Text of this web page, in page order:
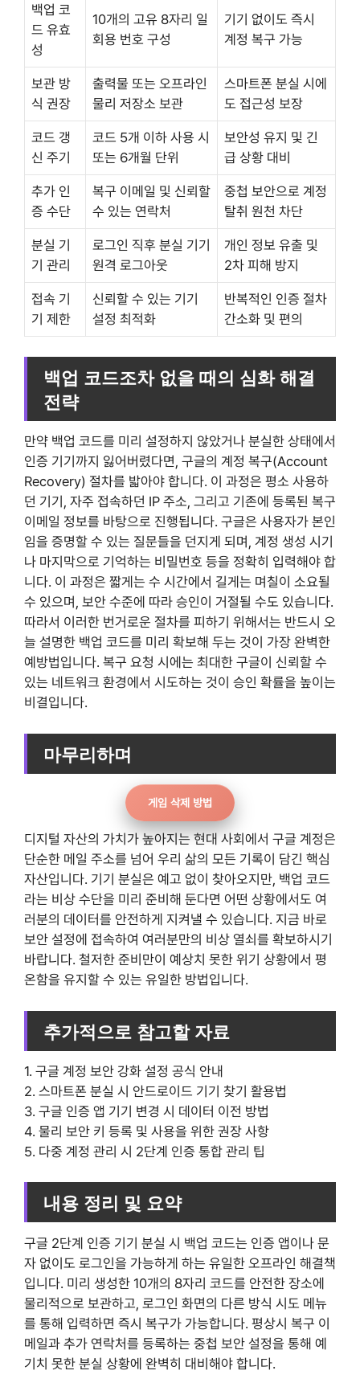
백업 코
드 유효
성
10개의 고유 8자리 일
회용 번호 구성
기기 없이도 즉시
계정 복구 가능
보관 방
식 권장
출력물 또는 오프라인
물리 저장소 보관
스마트폰 분실 시에
도 접근성 보장
코드 갱
신 주기
코드 5개 이하 사용 시
또는 6개월 단위
보안성 유지 및 긴
급 상황 대비
추가 인
증 수단
복구 이메일 및 신뢰할
수 있는 연락처
중첩 보안으로 계정
탈취 원천 차단
분실 기
기 관리
로그인 직후 분실 기기
원격 로그아웃
개인 정보 유출 및
2차 피해 방지
접속 기
기 제한
신뢰할 수 있는 기기
설정 최적화
반복적인 인증 절차
간소화 및 편의
백업 코드조차 없을 때의 심화 해결
전략
만약 백업 코드를 미리 설정하지 않았거나 분실한 상태에서
인증 기기까지 잃어버렸다면, 구글의 계정 복구(Account
Recovery) 절차를 밟아야 합니다. 이 과정은 평소 사용하
던 기기, 자주 접속하던 IP 주소, 그리고 기존에 등록된 복구
이메일 정보를 바탕으로 진행됩니다. 구글은 사용자가 본인
임을 증명할 수 있는 질문들을 던지게 되며, 계정 생성 시기
나 마지막으로 기억하는 비밀번호 등을 정확히 입력해야 합
니다. 이 과정은 짧게는 수 시간에서 길게는 며칠이 소요될
수 있으며, 보안 수준에 따라 승인이 거절될 수도 있습니다.
따라서 이러한 번거로운 절차를 피하기 위해서는 반드시 오
늘 설명한 백업 코드를 미리 확보해 두는 것이 가장 완벽한
예방법입니다. 복구 요청 시에는 최대한 구글이 신뢰할 수
있는 네트워크 환경에서 시도하는 것이 승인 확률을 높이는
비결입니다.
마무리하며
게임 삭제 방법
디지털 자산의 가치가 높아지는 현대 사회에서 구글 계정은
단순한 메일 주소를 넘어 우리 삶의 모든 기록이 담긴 핵심
자산입니다. 기기 분실은 예고 없이 찾아오지만, 백업 코드
라는 비상 수단을 미리 준비해 둔다면 어떤 상황에서도 여
러분의 데이터를 안전하게 지켜낼 수 있습니다. 지금 바로
보안 설정에 접속하여 여러분만의 비상 열쇠를 확보하시기
바랍니다. 철저한 준비만이 예상치 못한 위기 상황에서 평
온함을 유지할 수 있는 유일한 방법입니다.
추가적으로 참고할 자료
1. 구글 계정 보안 강화 설정 공식 안내
2. 스마트폰 분실 시 안드로이드 기기 찾기 활용법
3. 구글 인증 앱 기기 변경 시 데이터 이전 방법
4. 물리 보안 키 등록 및 사용을 위한 권장 사항
5. 다중 계정 관리 시 2단계 인증 통합 관리 팁
내용 정리 및 요약
구글 2단계 인증 기기 분실 시 백업 코드는 인증 앱이나 문
자 없이도 로그인을 가능하게 하는 유일한 오프라인 해결책
입니다. 미리 생성한 10개의 8자리 코드를 안전한 장소에
물리적으로 보관하고, 로그인 화면의 다른 방식 시도 메뉴
를 통해 입력하면 즉시 복구가 가능합니다. 평상시 복구 이
메일과 추가 연락처를 등록하는 중첩 보안 설정을 통해 예
기치 못한 분실 상황에 완벽히 대비해야 합니다.